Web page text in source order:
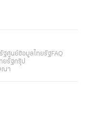
ฐศูนย์ข้อมูลไทยรัฐFAQ
ยรัฐกรุ๊ป
ณา